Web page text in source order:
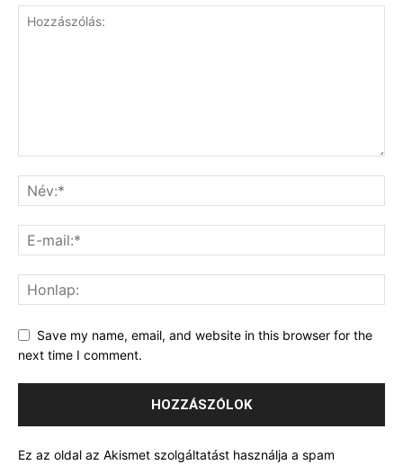
Save my name, email, and website in this browser for the
next time I comment.
Ez az oldal az Akismet szolgáltatást használja a spam